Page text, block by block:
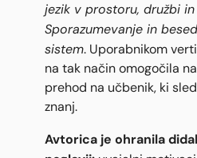
jezik v prostoru, družbi
Sporazumevanje in
sistem. Uporabnikom
na tak način omogočila
prehod na učbenik, ki
znanj.
Avtorica je ohranila